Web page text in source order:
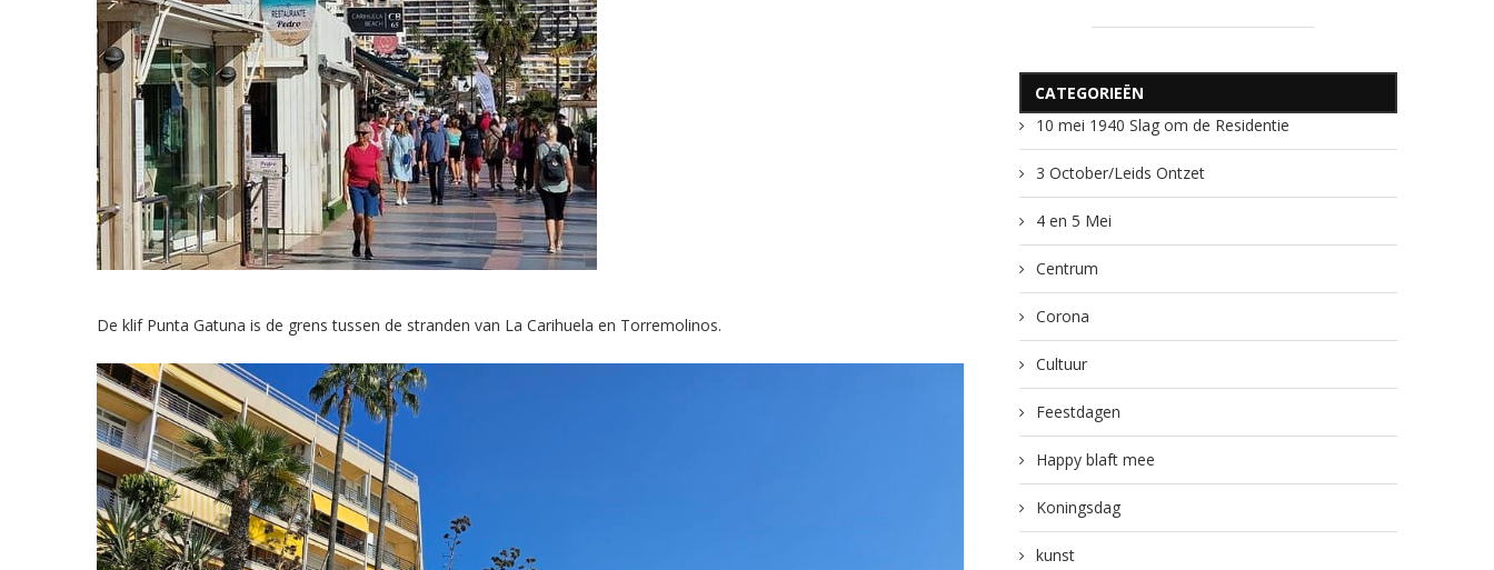
De klif Punta Gatuna is de grens tussen de stranden van La Carihuela en Torremolinos.
CATEGORIEËN
10 mei 1940 Slag om de Residentie
3 October/Leids Ontzet
4 en 5 Mei
Centrum
Corona
Cultuur
Feestdagen
Happy blaft mee
Koningsdag
kunst